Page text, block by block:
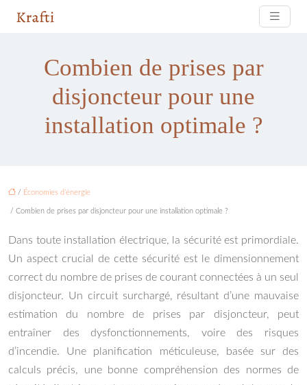
Combien de prises par
disjoncteur pour une
installation optimale ?
/ Économies d’énergie
/ Combien de prises par disjoncteur pour une installation optimale ?
Dans toute installation électrique, la sécurité est primordiale.
Un aspect crucial de cette sécurité est le dimensionnement
correct du nombre de prises de courant connectées à un seul
disjoncteur. Un circuit surchargé, résultant d’une mauvaise
estimation du nombre de prises par disjoncteur, peut
entraîner des dysfonctionnements, voire des risques
d’incendie. Une planification méticuleuse, basée sur des
calculs précis, une bonne compréhension des normes de